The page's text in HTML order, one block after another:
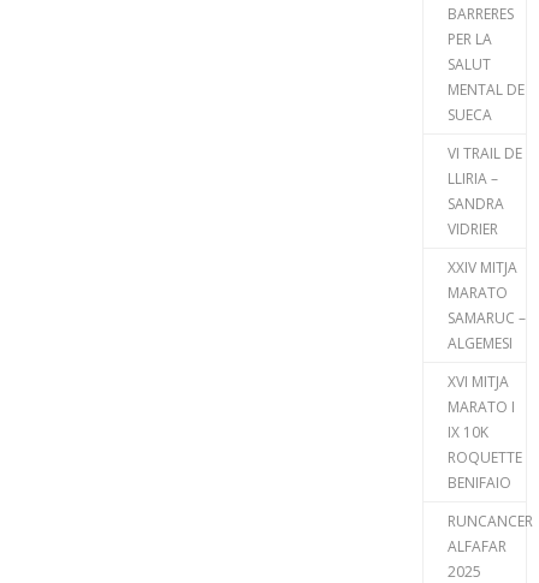
BARRERES
PER LA
SALUT
MENTAL DE
SUECA
VI TRAIL DE
LLIRIA –
SANDRA
VIDRIER
XXIV MITJA
MARATO
SAMARUC –
ALGEMESI
XVI MITJA
MARATO I
IX 10K
ROQUETTE
BENIFAIO
RUNCANCER
ALFAFAR
2025